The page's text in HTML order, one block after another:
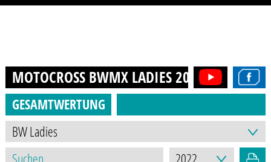
MOTOCROSS BWMX LADIES2022
GESAMTWERTUNG